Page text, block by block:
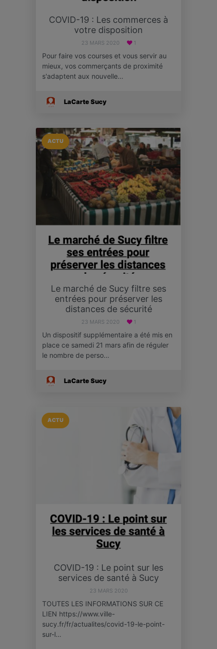
COVID-19 : Les commerces à
votre disposition
23 MARS 2020 1
Pour faire vos courses et vous servir au
mieux, vos commerçants de proximité
s'adaptent aux nouvelle…
LaCarte Sucy
ACTU
Le marché de Sucy filtre ses
entrées pour préserver les
distances de sécurité
23 MARS 2020 1
Un dispositif supplémentaire a été mis en
place ce samedi 21 mars afin de réguler
le nombre de perso…
LaCarte Sucy
ACTU
COVID-19 : Le point sur les
services de santé à Sucy
23 MARS 2020
TOUTES LES INFORMATIONS SUR CE
LIEN https://www.ville-
sucy.fr/fr/actualites/covid-19-le-point-
sur-l…